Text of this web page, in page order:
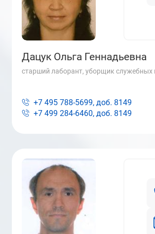
Дацук Ольга Геннадьевна
старший лаборант, уборщик
+7 495 788-5699, доб. 8149
+7 499 284-6460, доб. 8149